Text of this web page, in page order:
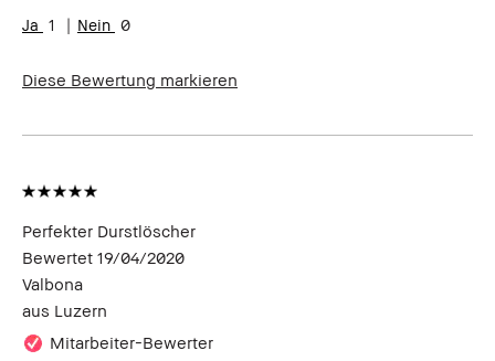
Hautbedürfnis(se)
Glow, Rasche Ergebnisse
1 0
Diese Bewertung markieren
Perfekter Durstlöscher
Bewertet 19/04/2020
Valbona
aus Luzern
Mitarbeiter-Bewerter